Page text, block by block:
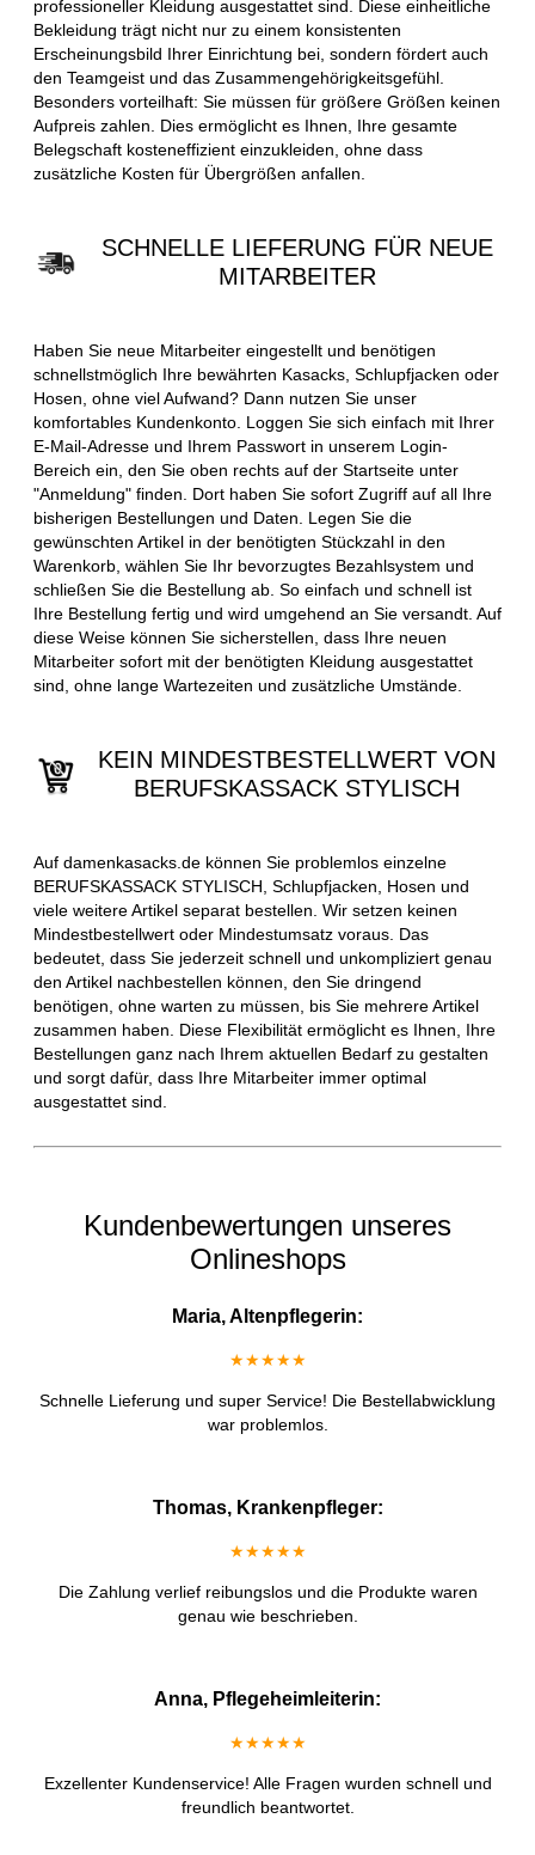
professioneller Kleidung ausgestattet sind. Diese einheitliche
Bekleidung trägt nicht nur zu einem konsistenten
Erscheinungsbild Ihrer Einrichtung bei, sondern fördert auch
den Teamgeist und das Zusammengehörigkeitsgefühl.
Besonders vorteilhaft: Sie müssen für größere Größen keinen
Aufpreis zahlen. Dies ermöglicht es Ihnen, Ihre gesamte
Belegschaft kosteneffizient einzukleiden, ohne dass
zusätzliche Kosten für Übergrößen anfallen.
SCHNELLE LIEFERUNG FÜR NEUE
MITARBEITER
Haben Sie neue Mitarbeiter eingestellt und benötigen
schnellstmöglich Ihre bewährten Kasacks, Schlupfjacken oder
Hosen, ohne viel Aufwand? Dann nutzen Sie unser
komfortables Kundenkonto. Loggen Sie sich einfach mit Ihrer
E-Mail-Adresse und Ihrem Passwort in unserem Login-
Bereich ein, den Sie oben rechts auf der Startseite unter
"Anmeldung" finden. Dort haben Sie sofort Zugriff auf all Ihre
bisherigen Bestellungen und Daten. Legen Sie die
gewünschten Artikel in der benötigten Stückzahl in den
Warenkorb, wählen Sie Ihr bevorzugtes Bezahlsystem und
schließen Sie die Bestellung ab. So einfach und schnell ist
Ihre Bestellung fertig und wird umgehend an Sie versandt. Auf
diese Weise können Sie sicherstellen, dass Ihre neuen
Mitarbeiter sofort mit der benötigten Kleidung ausgestattet
sind, ohne lange Wartezeiten und zusätzliche Umstände.
KEIN MINDESTBESTELLWERT VON
BERUFSKASSACK STYLISCH
Auf damenkasacks.de können Sie problemlos einzelne
BERUFSKASSACK STYLISCH, Schlupfjacken, Hosen und
viele weitere Artikel separat bestellen. Wir setzen keinen
Mindestbestellwert oder Mindestumsatz voraus. Das
bedeutet, dass Sie jederzeit schnell und unkompliziert genau
den Artikel nachbestellen können, den Sie dringend
benötigen, ohne warten zu müssen, bis Sie mehrere Artikel
zusammen haben. Diese Flexibilität ermöglicht es Ihnen, Ihre
Bestellungen ganz nach Ihrem aktuellen Bedarf zu gestalten
und sorgt dafür, dass Ihre Mitarbeiter immer optimal
ausgestattet sind.
Kundenbewertungen unseres
Onlineshops
Maria, Altenpflegerin:
★★★★★
Schnelle Lieferung und super Service! Die Bestellabwicklung
war problemlos.
Thomas, Krankenpfleger:
★★★★★
Die Zahlung verlief reibungslos und die Produkte waren
genau wie beschrieben.
Anna, Pflegeheimleiterin:
★★★★★
Exzellenter Kundenservice! Alle Fragen wurden schnell und
freundlich beantwortet.